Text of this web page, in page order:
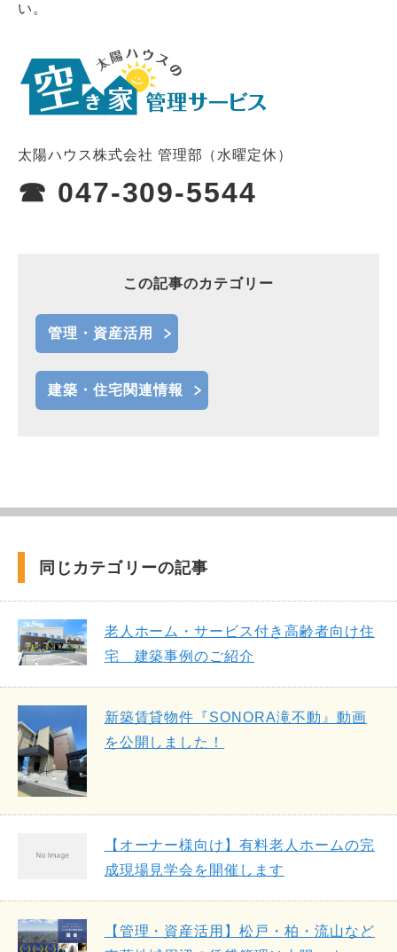
い。
太陽ハウス株式会社 管理部（水曜定休）
☎ 047-309-5544
この記事のカテゴリー
管理・資産活用
建築・住宅関連情報
同じカテゴリーの記事
老人ホーム・サービス付き高齢者向け住
宅 建築事例のご紹介
新築賃貸物件『SONORA滝不動』動画
を公開しました！
【オーナー様向け】有料老人ホームの完
成現場見学会を開催します
【管理・資産活用】松戸・柏・流山など